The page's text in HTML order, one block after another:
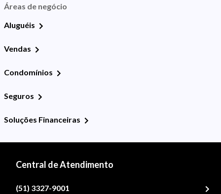
Áreas de negócio
Aluguéis
Vendas
Condomínios
Seguros
Soluções Financeiras
Central de Atendimento
(51) 3327-9001